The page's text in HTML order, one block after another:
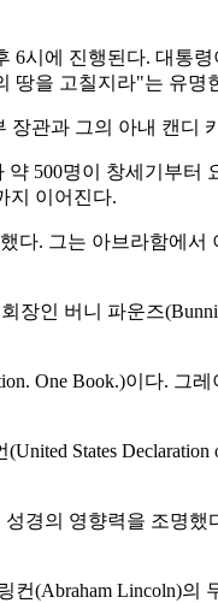
시에 진행된다. 대통
땅을 고칠지라"는 유명
관과 그의 아내 캔디
500명이 창세기부
지 이어진다.
다. 그는 아브라함에
장인 버니 파운즈
One Book.)이다.
States
경의 영향력을 조명
컨(Abraham Lincoln)